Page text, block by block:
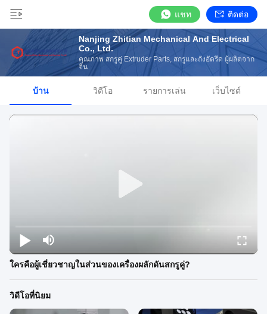
แชท ติดต่อ
Nanjing Zhitian Mechanical And Electrical
Co., Ltd.
คุณภาพ สกรูคู่ Extruder Parts, สกรูและถังอัดรีด ผู้ผลิตจาก
จีน
บ้าน วิดีโอ รายการเล่น เว็บไซต์
ใครคือผู้เชี่ยวชาญในส่วนของเครื่องผลักดันสกรูคู่?
วิดีโอที่นิยม